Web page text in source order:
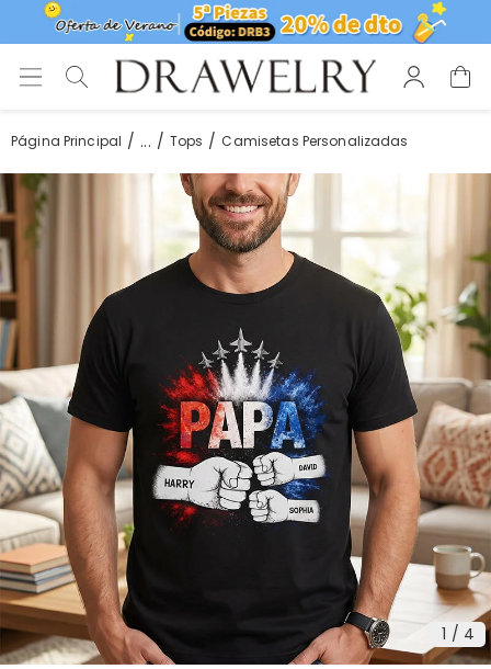
Página Principal ... Tops Camisetas Personalizadas
1 / 4